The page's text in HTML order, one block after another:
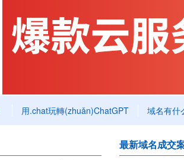
用.chat玩轉(zhuǎn)ChatGPT 域名有什
最新域名成交